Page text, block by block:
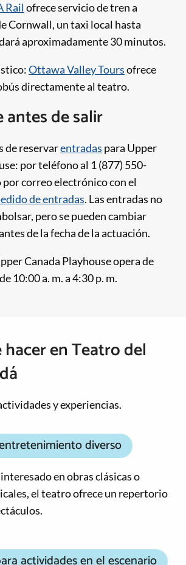
Rail ofrece servicio de tren a
Cornwall, un taxi local hasta
aproximadamente 30 minutos.
Ottawa Valley Toursofrece
directamente al teatro.
de salir
de reservarentradas para Upper
por teléfono al 1 (877) 550-
por correo electrónico con el
de entradas. Las entradas no
pero se pueden cambiar
de la fecha de la actuación.
Canada Playhouse opera de
10:00 a. m. a 4:30 p. m.
hacer en Teatro del
y experiencias.
diverso
en obras clásicas o
el teatro ofrece un repertorio